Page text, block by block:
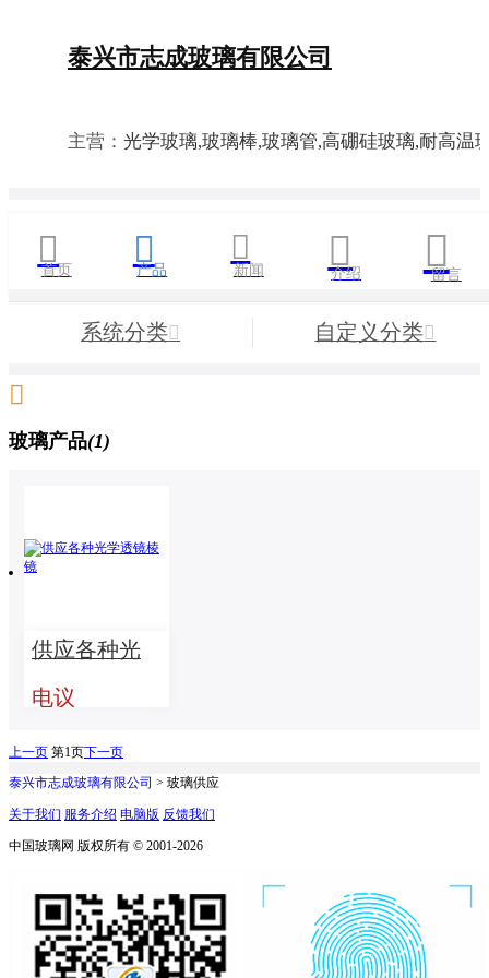
泰兴市志成玻璃有限公司
主营： 光学玻璃,玻璃棒,玻璃管,高硼硅玻璃,耐高温

首页

产品

新闻 
介绍 
留言
系统分类 自定义分类

玻璃产品(1)
供应各种光
学透镜棱镜
电议
上一页 第1页下一页
泰兴市志成玻璃有限公司 > 玻璃供应
关于我们 服务介绍 电脑版 反馈我们
中国玻璃网 版权所有 © 2001-2026